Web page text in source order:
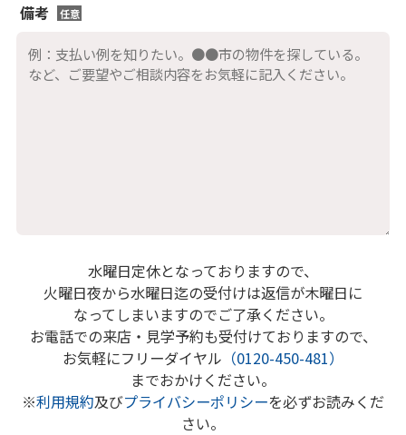
備考 任意
水曜日定休となっておりますので、
火曜日夜から水曜日迄の受付けは返信が木曜日に
なってしまいますのでご了承ください。
お電話での来店・見学予約も受付けておりますので、
お気軽にフリーダイヤル （0120-450-481）
までおかけください。
※利用規約及びプライバシーポリシーを必ずお読みくだ
さい。